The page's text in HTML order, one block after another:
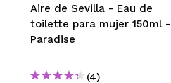
Aire de Sevilla - Eau de
toilette para mujer 150ml -
Paradise
(4)